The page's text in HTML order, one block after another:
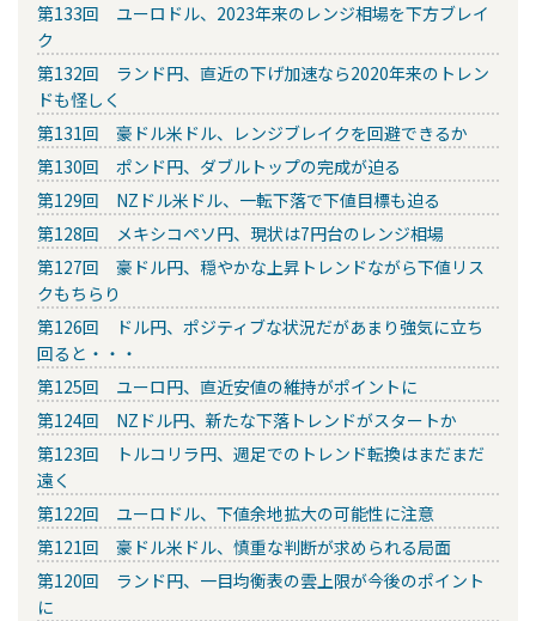
第133回 ユーロドル、2023年来のレンジ相場を下方ブレイ
ク
第132回 ランド円、直近の下げ加速なら2020年来のトレン
ドも怪しく
第131回 豪ドル米ドル、レンジブレイクを回避できるか
第130回 ポンド円、ダブルトップの完成が迫る
第129回 NZドル米ドル、一転下落で下値目標も迫る
第128回 メキシコペソ円、現状は7円台のレンジ相場
第127回 豪ドル円、穏やかな上昇トレンドながら下値リス
クもちらり
第126回 ドル円、ポジティブな状況だがあまり強気に立ち
回ると・・・
第125回 ユーロ円、直近安値の維持がポイントに
第124回 NZドル円、新たな下落トレンドがスタートか
第123回 トルコリラ円、週足でのトレンド転換はまだまだ
遠く
第122回 ユーロドル、下値余地拡大の可能性に注意
第121回 豪ドル米ドル、慎重な判断が求められる局面
第120回 ランド円、一目均衡表の雲上限が今後のポイント
に